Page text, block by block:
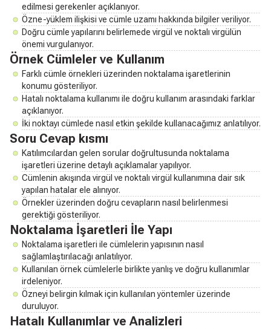
edilmesi gerekenler açıklanıyor.
Özne-yüklem ilişkisi ve cümle uzamı hakkında bilgiler veriliyor.
Doğru cümle yapılarını belirlemede virgül ve noktalı virgülün
önemi vurgulanıyor.
Örnek Cümleler ve Kullanım
Farklı cümle örnekleri üzerinden noktalama işaretlerinin
konumu gösteriliyor.
Hatalı noktalama kullanımı ile doğru kullanım arasındaki farklar
açıklanıyor.
İki noktayı cümlede nasıl etkin şekilde kullanacağımız anlatılıyor.
Soru Cevap kısmı
Katılımcılardan gelen sorular doğrultusunda noktalama
işaretleri üzerine detaylı açıklamalar yapılıyor.
Cümlenin akışında virgül ve noktalı virgül kullanımına dair sık
yapılan hatalar ele alınıyor.
Örnekler üzerinden doğru cevapların nasıl belirlenmesi
gerektiği gösteriliyor.
Noktalama İşaretleri İle Yapı
Noktalama işaretleri ile cümlelerin yapısının nasıl
sağlamlaştırılacağı anlatılıyor.
Kullanılan örnek cümlelerle birlikte yanlış ve doğru kullanımlar
irdeleniyor.
Özneyi belirgin kılmak için kullanılan yöntemler üzerinde
duruluyor.
Hatalı Kullanımlar ve Analizleri